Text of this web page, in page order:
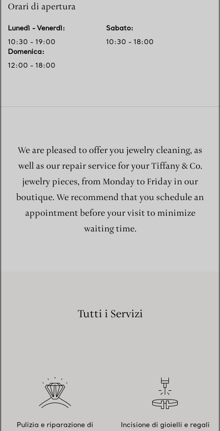
Orari di apertura
Lunedì - Venerdì:
10:30 - 19:00
Sabato:
10:30 - 18:00
Domenica:
12:00 - 18:00
We are pleased to offer you jewelry cleaning, as
well as our repair service for your Tiffany & Co.
jewelry pieces, from Monday to Friday in our
boutique. We recommend that you schedule an
appointment before your visit to minimize
waiting time.
Tutti i Servizi
Pulizia e riparazione di Incisione di gioielli e regali